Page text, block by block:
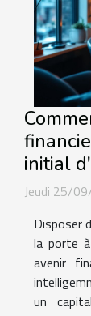
initial
Jeudi 25/
Disposer
la porte
avenir
un